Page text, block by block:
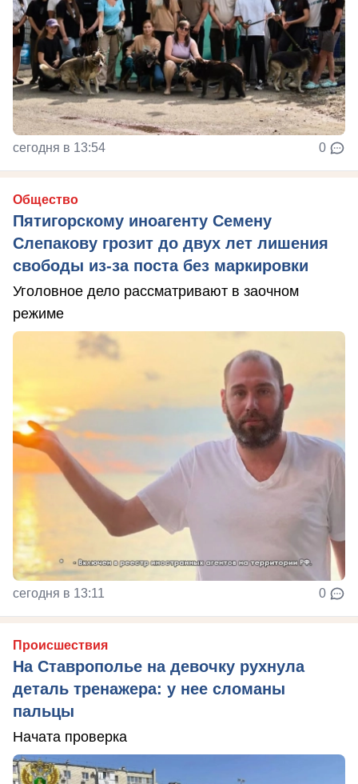
сегодня в 13:54 0
Общество
Пятигорскому иноагенту Семену
Слепакову грозит до двух лет лишения
свободы из-за поста без маркировки
Уголовное дело рассматривают в заочном
режиме
сегодня в 13:11 0
Происшествия
На Ставрополье на девочку рухнула
деталь тренажера: у нее сломаны
пальцы
Начата проверка